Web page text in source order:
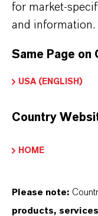
for market-
and information.
Same Page on
USA (ENGLISH)
Country
HOME
Please note:
products,